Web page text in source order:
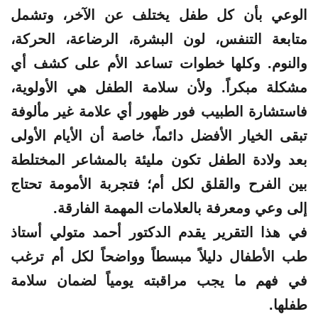
الوعي بأن كل طفل يختلف عن الآخر، وتشمل
متابعة التنفس، لون البشرة، الرضاعة، الحركة،
والنوم. وكلها خطوات تساعد الأم على كشف أي
مشكلة مبكراً. ولأن سلامة الطفل هي الأولوية،
فاستشارة الطبيب فور ظهور أي علامة غير مألوفة
تبقى الخيار الأفضل دائماً، خاصة أن الأيام الأولى
بعد ولادة الطفل تكون مليئة بالمشاعر المختلطة
بين الفرح والقلق لكل أم؛ فتجربة الأمومة تحتاج
إلى وعي ومعرفة بالعلامات المهمة الفارقة.
في هذا التقرير يقدم الدكتور أحمد متولي أستاذ
طب الأطفال دليلاً مبسطاً وواضحاً لكل أم ترغب
في فهم ما يجب مراقبته يومياً لضمان سلامة
طفلها.